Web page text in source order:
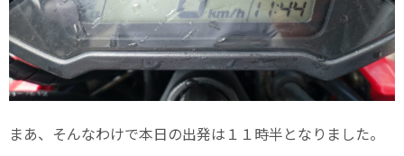
まあ、そんなわけで本日の出発は１１時半となりました。